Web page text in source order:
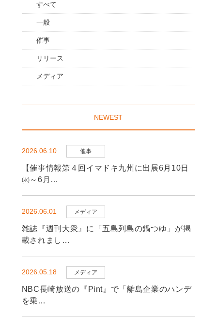
すべて
一般
催事
リリース
メディア
NEWEST
2026.06.10 催事
【催事情報第４回イマドキ九州に出展6月10日
㈬～6月…
2026.06.01 メディア
雑誌『週刊大衆』に「五島列島の鍋つゆ」が掲
載されまし…
2026.05.18 メディア
NBC長崎放送の『Pint』で「離島企業のハンデ
を乗…